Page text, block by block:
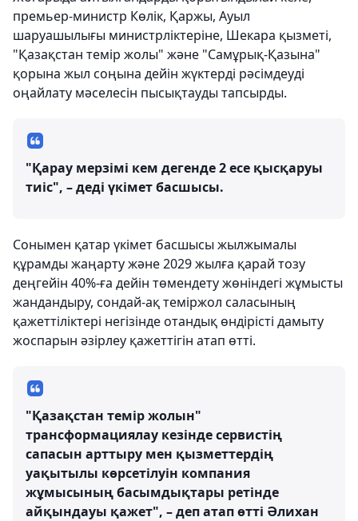
премьер-министр Көлік, Қаржы, Ауыл
шаруашылығы министрліктеріне, Шекара қызметі,
"Қазақстан темір жолы" және "Самұрық-Қазына"
қорына жыл соңына дейін жүктерді рәсімдеуді
оңайлату мәселесін пысықтауды тапсырды.
"Қарау мерзімі кем дегенде 2 есе қысқаруы
тиіс", – деді үкімет басшысы.
Сонымен қатар үкімет басшысы жылжымалы
құрамды жаңарту және 2029 жылға қарай тозу
деңгейін 40%-ға дейін төмендету жөніндегі жұмысты
жандандыру, сондай-ақ теміржол саласының
қажеттіліктері негізінде отандық өндірісті дамыту
жоспарын әзірлеу қажеттігін атап өтті.
"Қазақстан темір жолын"
трансформациялау кезінде сервистің
сапасын арттыру мен қызметтердің
уақытылы көрсетілуін компания
жұмысының басымдықтары ретінде
айқындауы қажет", – деп атап өтті Әлихан